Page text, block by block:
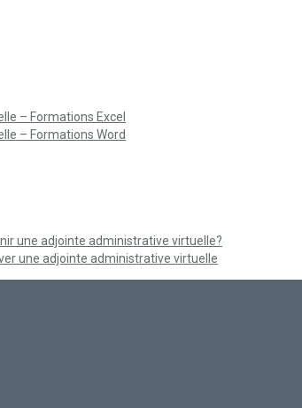
– Formations Excel
– Formations Word
une adjointe administrative virtuelle?
une adjointe administrative virtuelle